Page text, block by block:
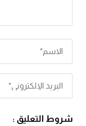
شروط التعليق :